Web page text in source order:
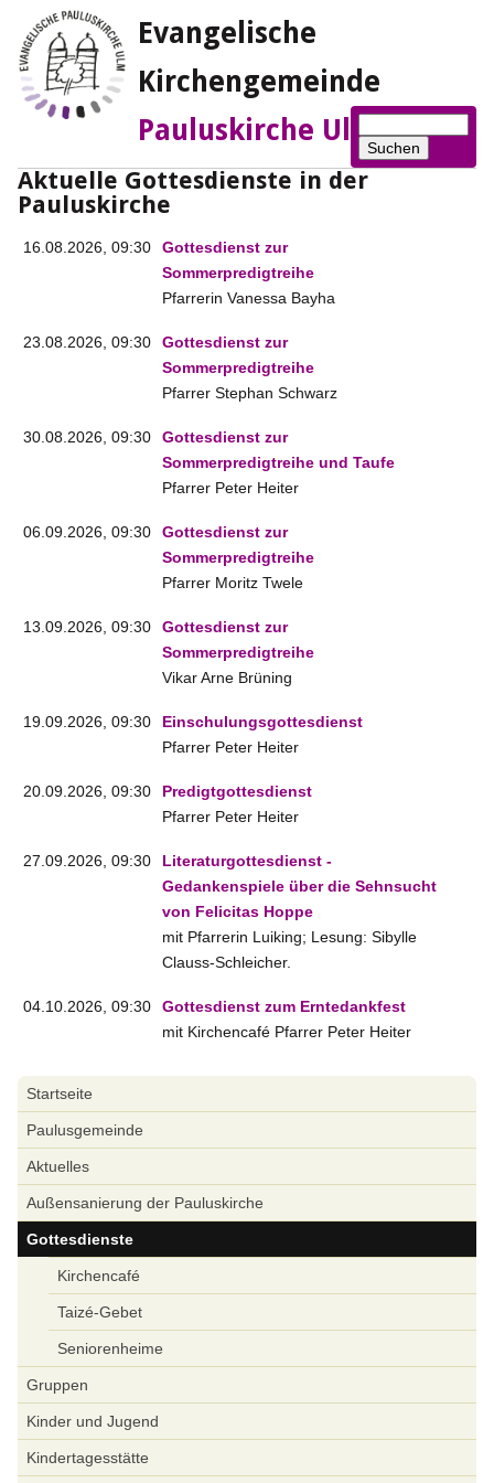
Evangelische
Kirchengemeinde
Pauluskirche Ulm
Suchen
Aktuelle Gottesdienste in der
Pauluskirche
16.08.2026, 09:30
Gottesdienst zur
Sommerpredigtreihe
Pfarrerin Vanessa Bayha
23.08.2026, 09:30
Gottesdienst zur
Sommerpredigtreihe
Pfarrer Stephan Schwarz
30.08.2026, 09:30
Gottesdienst zur
Sommerpredigtreihe und Taufe
Pfarrer Peter Heiter
06.09.2026, 09:30
Gottesdienst zur
Sommerpredigtreihe
Pfarrer Moritz Twele
13.09.2026, 09:30
Gottesdienst zur
Sommerpredigtreihe
Vikar Arne Brüning
19.09.2026, 09:30
Einschulungsgottesdienst
Pfarrer Peter Heiter
20.09.2026, 09:30
Predigtgottesdienst
Pfarrer Peter Heiter
27.09.2026, 09:30
Literaturgottesdienst -
Gedankenspiele über die Sehnsucht
von Felicitas Hoppe
mit Pfarrerin Luiking; Lesung: Sibylle
Clauss-Schleicher.
04.10.2026, 09:30
Gottesdienst zum Erntedankfest
mit Kirchencafé Pfarrer Peter Heiter
überspringen
Startseite
Paulusgemeinde
Aktuelles
Außensanierung der Pauluskirche
Gottesdienste
Kirchencafé
Taizé-Gebet
Seniorenheime
Gruppen
Kinder und Jugend
Kindertagesstätte